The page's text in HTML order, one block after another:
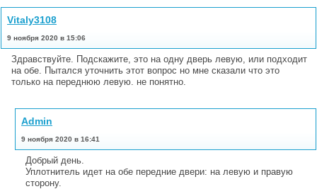
Vitaly3108
9 ноября 2020 в 15:06
Здравствуйте. Подскажите, это на одну дверь левую, или подходит
на обе. Пытался уточнить этот вопрос но мне сказали что это
только на переднюю левую. не понятно.
Admin
9 ноября 2020 в 16:41
Добрый день.
Уплотнитель идет на обе передние двери: на левую и правую
сторону.